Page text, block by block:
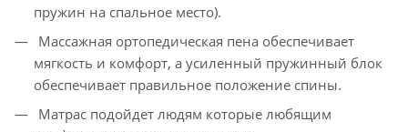
пружин на спальное место).
Массажная ортопедическая пена обеспечивает
мягкость и комфорт, а усиленный пружинный блок
обеспечивает правильное положение спины.
Матрас подойдет людям которые любящим